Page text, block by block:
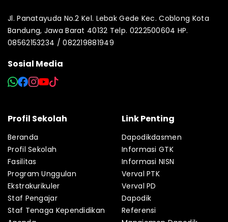
Jl. Panatayuda No.2 Kel. Lebak Gede Kec. Coblong Kota
Bandung, Jawa Barat 40132 Telp. 0222500604 HP.
08562153234 / 082219881949
Sosial Media
Profil Sekolah
Beranda
Profil Sekolah
Fasilitas
Program Unggulan
Ekstrakurikuler
Staf Pengajar
Staf Tenaga Kependidikan
Link Penting
Dapodikdasmen
Informasi GTK
Informasi NISN
Verval PTK
Verval PD
Dapodik
Referensi